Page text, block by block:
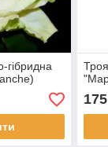
гібридна
175